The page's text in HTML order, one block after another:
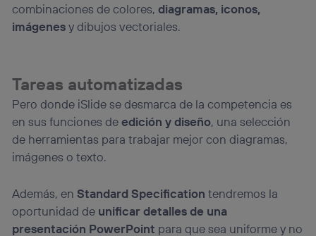
combinaciones de colores,diagramas, iconos,
imágenesy dibujos vectoriales.
Tareas automatizadas
Pero donde iSlide se desmarca de la competencia es
en sus funciones deedición y diseño, una selección
de herramientas para trabajar mejor con diagramas,
imágenes o texto.
Además, enStandard Specification tendremos la
oportunidad de unificar detalles de una
presentación PowerPoint para que sea uniforme y no